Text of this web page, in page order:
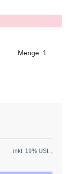
Menge: 1
inkl. 19% USt. ,